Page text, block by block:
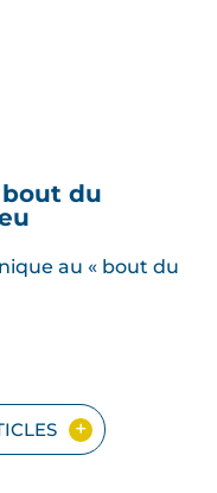
bout du
au « bout du